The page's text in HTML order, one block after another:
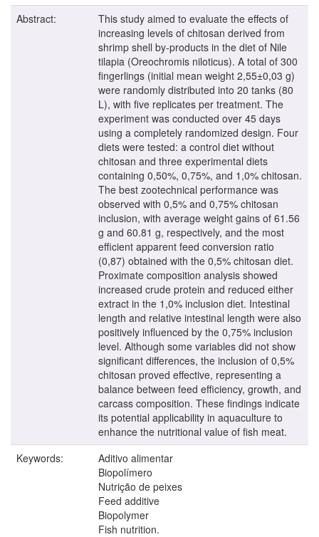
Abstract:
This study aimed to evaluate the effects of
increasing levels of chitosan derived from
shrimp shell by-products in the diet of Nile
tilapia (Oreochromis niloticus). A total of 300
fingerlings (initial mean weight 2,55±0,03 g)
were randomly distributed into 20 tanks (80
L), with five replicates per treatment. The
experiment was conducted over 45 days
using a completely randomized design. Four
diets were tested: a control diet without
chitosan and three experimental diets
containing 0,50%, 0,75%, and 1,0% chitosan.
The best zootechnical performance was
observed with 0,5% and 0,75% chitosan
inclusion, with average weight gains of 61.56
g and 60.81 g, respectively, and the most
efficient apparent feed conversion ratio
(0,87) obtained with the 0,5% chitosan diet.
Proximate composition analysis showed
increased crude protein and reduced either
extract in the 1,0% inclusion diet. Intestinal
length and relative intestinal length were also
positively influenced by the 0,75% inclusion
level. Although some variables did not show
significant differences, the inclusion of 0,5%
chitosan proved effective, representing a
balance between feed efficiency, growth, and
carcass composition. These findings indicate
its potential applicability in aquaculture to
enhance the nutritional value of fish meat.
Keywords:
Aditivo alimentar
Biopolímero
Nutrição de peixes
Feed additive
Biopolymer
Fish nutrition.